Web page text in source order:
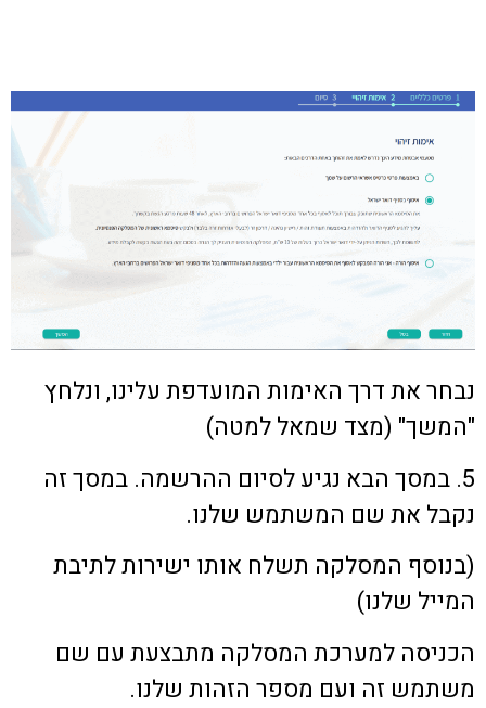
נבחר את דרך האימות המועדפת עלינו, ונלחץ
"המשך" (מצד שמאל למטה)
5. במסך הבא נגיע לסיום ההרשמה. במסך זה
נקבל את שם המשתמש שלנו.
(בנוסף המסלקה תשלח אותו ישירות לתיבת
המייל שלנו)
הכניסה למערכת המסלקה מתבצעת עם שם
משתמש זה ועם מספר הזהות שלנו.